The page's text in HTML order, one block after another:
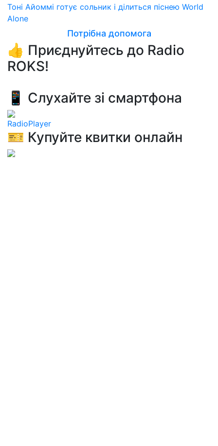
Тоні Айоммі готує сольник і ділиться піснею World
Alone
Потрібна допомога
👍 Приєднуйтесь до Radio
ROKS!
📱 Слухайте зі смартфона
RadioPlayer
🎫 Купуйте квитки онлайн